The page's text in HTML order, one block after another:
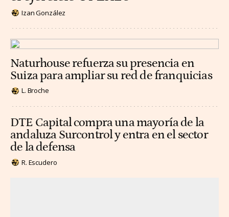
Izan González
Naturhouse refuerza su presencia en
Suiza para ampliar su red de franquicias
L. Broche
DTE Capital compra una mayoría de la
andaluza Surcontrol y entra en el sector
de la defensa
R. Escudero